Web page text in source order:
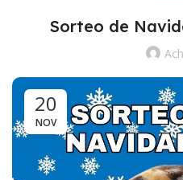
Sorteo de
20
NOV